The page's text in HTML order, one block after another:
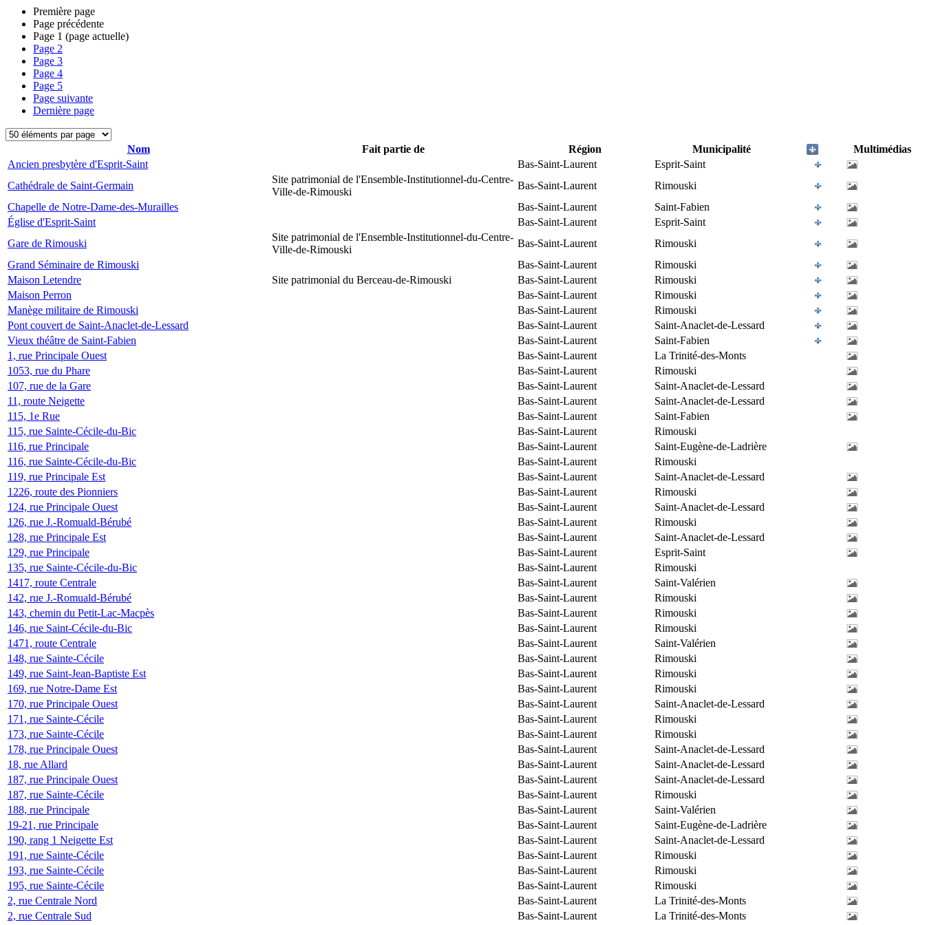
Première page
Page précédente
Page 1 (page actuelle)
Page 2
Page 3
Page 4
Page 5
Page suivante
Dernière page
Nom Fait partie de Région Municipalité
Multimédias
Ancien presbytère d'Esprit-Saint
Bas-Saint-Laurent
Esprit-Saint
Cathédrale de Saint-Germain
Site patrimonial de l'Ensemble-Institutionnel-du-Centre-
Ville-de-Rimouski
Bas-Saint-Laurent
Rimouski
Chapelle de Notre-Dame-des-Murailles
Bas-Saint-Laurent
Saint-Fabien
Église d'Esprit-Saint
Bas-Saint-Laurent
Esprit-Saint
Gare de Rimouski
Site patrimonial de l'Ensemble-Institutionnel-du-Centre-
Ville-de-Rimouski
Bas-Saint-Laurent
Rimouski
Grand Séminaire de Rimouski
Bas-Saint-Laurent
Rimouski
Maison Letendre
Site patrimonial du Berceau-de-Rimouski Bas-Saint-Laurent
Rimouski
Maison Perron
Bas-Saint-Laurent
Rimouski
Manège militaire de Rimouski
Bas-Saint-Laurent
Rimouski
Pont couvert de Saint-Anaclet-de-Lessard
Bas-Saint-Laurent
Saint-Anaclet-de-Lessard
Vieux théâtre de Saint-Fabien
Bas-Saint-Laurent
Saint-Fabien
1, rue Principale Ouest
Bas-Saint-Laurent
La Trinité-des-Monts
1053, rue du Phare
Bas-Saint-Laurent
Rimouski
107, rue de la Gare
Bas-Saint-Laurent
Saint-Anaclet-de-Lessard
11, route Neigette
Bas-Saint-Laurent
Saint-Anaclet-de-Lessard
115, 1e Rue
Bas-Saint-Laurent
Saint-Fabien
115, rue Sainte-Cécile-du-Bic
Bas-Saint-Laurent
Rimouski
116, rue Principale
Bas-Saint-Laurent
Saint-Eugène-de-Ladrière
116, rue Sainte-Cécile-du-Bic
Bas-Saint-Laurent
Rimouski
119, rue Principale Est
Bas-Saint-Laurent
Saint-Anaclet-de-Lessard
1226, route des Pionniers
Bas-Saint-Laurent
Rimouski
124, rue Principale Ouest
Bas-Saint-Laurent
Saint-Anaclet-de-Lessard
126, rue J.-Romuald-Bérubé
Bas-Saint-Laurent
Rimouski
128, rue Principale Est
Bas-Saint-Laurent
Saint-Anaclet-de-Lessard
129, rue Principale
Bas-Saint-Laurent
Esprit-Saint
135, rue Sainte-Cécile-du-Bic
Bas-Saint-Laurent
Rimouski
1417, route Centrale
Bas-Saint-Laurent
Saint-Valérien
142, rue J.-Romuald-Bérubé
Bas-Saint-Laurent
Rimouski
143, chemin du Petit-Lac-Macpès
Bas-Saint-Laurent
Rimouski
146, rue Saint-Cécile-du-Bic
Bas-Saint-Laurent
Rimouski
1471, route Centrale
Bas-Saint-Laurent
Saint-Valérien
148, rue Sainte-Cécile
Bas-Saint-Laurent
Rimouski
149, rue Saint-Jean-Baptiste Est
Bas-Saint-Laurent
Rimouski
169, rue Notre-Dame Est
Bas-Saint-Laurent
Rimouski
170, rue Principale Ouest
Bas-Saint-Laurent
Saint-Anaclet-de-Lessard
171, rue Sainte-Cécile
Bas-Saint-Laurent
Rimouski
173, rue Sainte-Cécile
Bas-Saint-Laurent
Rimouski
178, rue Principale Ouest
Bas-Saint-Laurent
Saint-Anaclet-de-Lessard
18, rue Allard
Bas-Saint-Laurent
Saint-Anaclet-de-Lessard
187, rue Principale Ouest
Bas-Saint-Laurent
Saint-Anaclet-de-Lessard
187, rue Sainte-Cécile
Bas-Saint-Laurent
Rimouski
188, rue Principale
Bas-Saint-Laurent
Saint-Valérien
19-21, rue Principale
Bas-Saint-Laurent
Saint-Eugène-de-Ladrière
190, rang 1 Neigette Est
Bas-Saint-Laurent
Saint-Anaclet-de-Lessard
191, rue Sainte-Cécile
Bas-Saint-Laurent
Rimouski
193, rue Sainte-Cécile
Bas-Saint-Laurent
Rimouski
195, rue Sainte-Cécile
Bas-Saint-Laurent
Rimouski
2, rue Centrale Nord
Bas-Saint-Laurent
La Trinité-des-Monts
2, rue Centrale Sud
Bas-Saint-Laurent La Trinité-des-Monts